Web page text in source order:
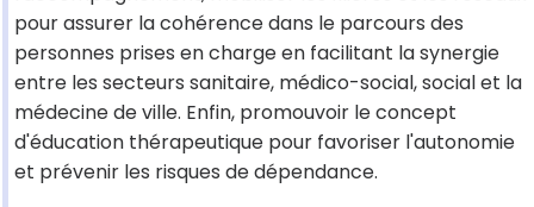
pour assurer la cohérence dans le parcours des
personnes prises en charge en facilitant la synergie
entre les secteurs sanitaire, médico-social, social et la
médecine de ville. Enfin, promouvoir le concept
d'éducation thérapeutique pour favoriser l'autonomie
et prévenir les risques de dépendance.